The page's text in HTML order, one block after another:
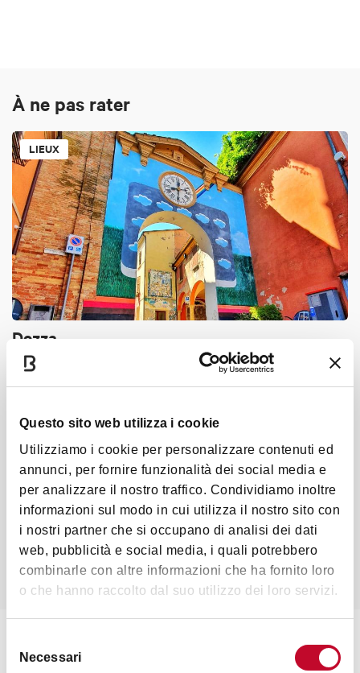
Questo sito web utilizza i cookie
Utilizziamo i cookie per personalizzare contenuti ed
annunci, per fornire funzionalità dei social media e
per analizzare il nostro traffico. Condividiamo inoltre
informazioni sul modo in cui utilizza il nostro sito con
i nostri partner che si occupano di analisi dei dati
web, pubblicità e social media, i quali potrebbero
combinarle con altre informazioni che ha fornito loro
o che hanno raccolto dal suo utilizzo dei loro servizi.
delNecessari
À ne pas rater
LIEUX
Dozza
Autodromo Enzo e Dino
Ferrari d’ Imola
LIEUX
Forteresse de Dozza
LISEZ-EN PLUS